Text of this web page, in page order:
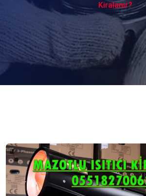
Kiralanır?